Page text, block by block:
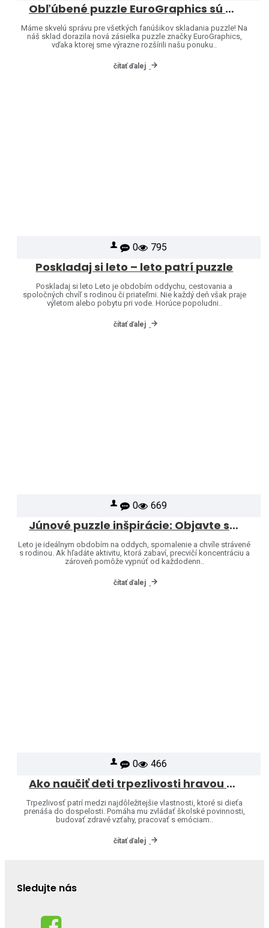
Obľúbené puzzle EuroGraphics sú opäť skladom – a ponuku sme rozšírili o ďalšie motívy!
Máme skvelú správu pre všetkých fanúšikov skladania puzzle! Na
náš sklad dorazila nová zásielka puzzle značky EuroGraphics,
vďaka ktorej sme výrazne rozšírili našu ponuku..
čítať ďalej
0 795
Poskladaj si leto – leto patrí puzzle
Poskladaj si leto Leto je obdobím oddychu, cestovania a
spoločných chvíľ s rodinou či priateľmi. Nie každý deň však praje
výletom alebo pobytu pri vode. Horúce popoludni..
čítať ďalej
0 669
Júnové puzzle inšpirácie: Objavte svet značiek Heye a Jumbo
Leto je ideálnym obdobím na oddych, spomalenie a chvíle strávené
s rodinou. Ak hľadáte aktivitu, ktorá zabaví, precvičí koncentráciu a
zároveň pomôže vypnúť od každodenn..
čítať ďalej
0 466
Ako naučiť deti trpezlivosti hravou formou
Trpezlivosť patrí medzi najdôležitejšie vlastnosti, ktoré si dieťa
prenáša do dospelosti. Pomáha mu zvládať školské povinnosti,
budovať zdravé vzťahy, pracovať s emóciam..
čítať ďalej
Sledujte nás